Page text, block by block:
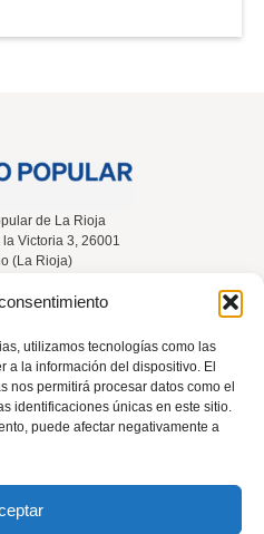
utilizamos tecnologías como las
a la información del dispositivo. El
nos permitirá procesar datos como el
identificaciones únicas en este sitio.
puede afectar negativamente a
de La Rioja
Victoria 3, 26001
(La Rioja)
Contacta